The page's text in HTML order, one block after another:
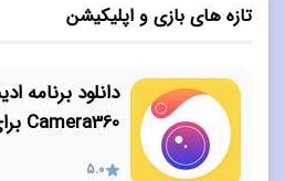
تازه های بازی و اپلیکیشن
دانلود برنامه
Camera360 برای اندروید
5.0